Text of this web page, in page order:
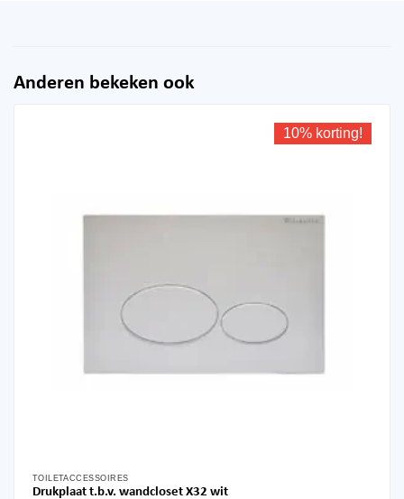
Anderen bekeken ook
10% korting!
TOILETACCESSOIRES
Drukplaat t.b.v. wandcloset X32 wit